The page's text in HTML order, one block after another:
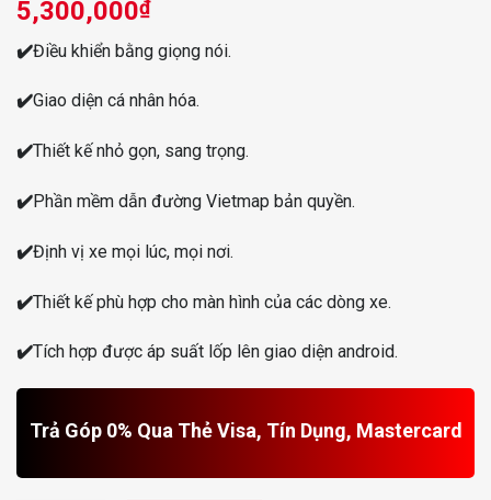
5,300,000₫
✔️Điều khiển bằng giọng nói.
✔️Giao diện cá nhân hóa.
✔️Thiết kế nhỏ gọn, sang trọng.
✔️Phần mềm dẫn đường Vietmap bản quyền.
✔️Định vị xe mọi lúc, mọi nơi.
✔️Thiết kế phù hợp cho màn hình của các dòng xe.
✔️Tích hợp được áp suất lốp lên giao diện android.
Trả Góp 0% Qua Thẻ Visa, Tín Dụng, Mastercard